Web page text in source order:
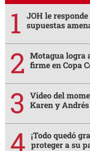
JOH le
supuestas
Motagua logra
firme en Copa
Video del
Karen y
¡Todo quedó
proteger a su